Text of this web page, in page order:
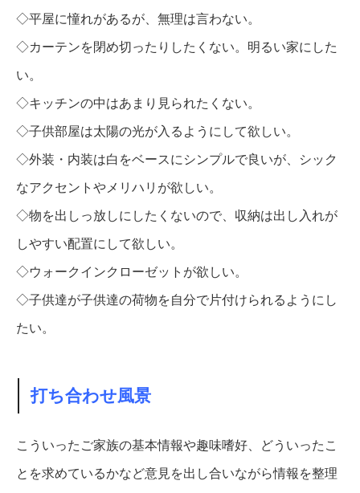
◇平屋に憧れがあるが、無理は言わない。
◇カーテンを閉め切ったりしたくない。明るい家にした
い。
◇キッチンの中はあまり見られたくない。
◇子供部屋は太陽の光が入るようにして欲しい。
◇外装・内装は白をベースにシンプルで良いが、シック
なアクセントやメリハリが欲しい。
◇物を出しっ放しにしたくないので、収納は出し入れが
しやすい配置にして欲しい。
◇ウォークインクローゼットが欲しい。
◇子供達が子供達の荷物を自分で片付けられるようにし
たい。
打ち合わせ風景
こういったご家族の基本情報や趣味嗜好、どういったこ
とを求めているかなど意見を出し合いながら情報を整理